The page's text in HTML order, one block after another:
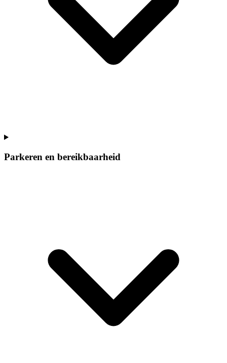
Parkeren en bereikbaarheid